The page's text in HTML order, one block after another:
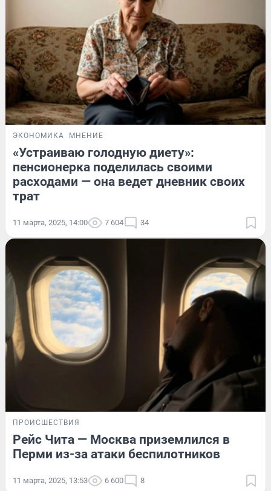
ЭКОНОМИКА МНЕНИЕ
«Устраиваю голодную диету»:
пенсионерка поделилась своими
расходами — она ведет дневник своих
трат
11 марта, 2025, 14:00 7 604 34
ПРОИСШЕСТВИЯ
Рейс Чита — Москва приземлился в
Перми из-за атаки беспилотников
11 марта, 2025, 13:53 6 600 8